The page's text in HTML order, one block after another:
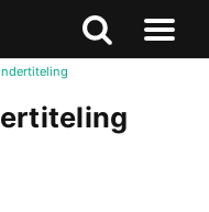
Zoeken
Naar
Zoeken